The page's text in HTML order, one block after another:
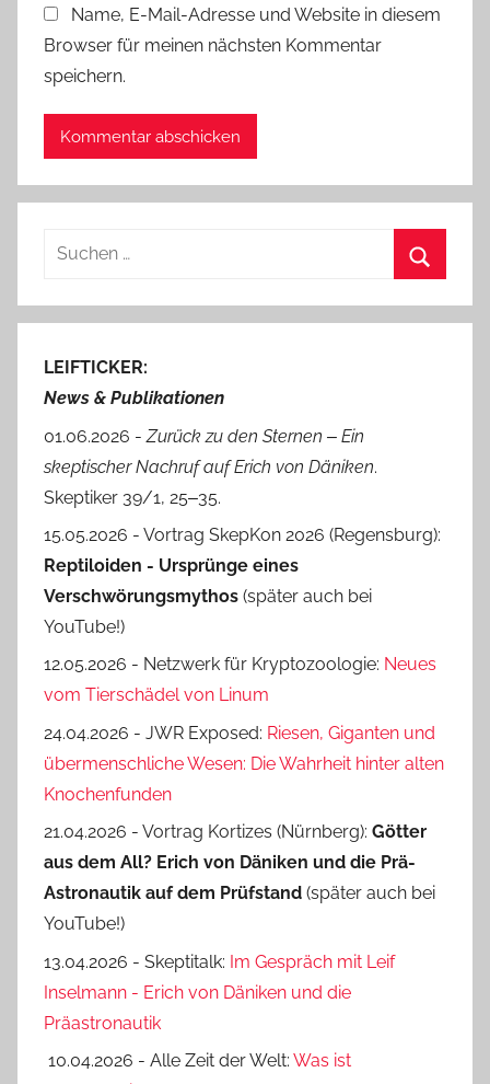
Name, E-Mail-Adresse und Website in diesem
Browser für meinen nächsten Kommentar
speichern.
Suchen
LEIFTICKER:
News & Publikationen
01.06.2026 - Zurück zu den Sternen ‒ Ein
skeptischer Nachruf auf Erich von Däniken.
Skeptiker 39/1, 25‒35.
15.05.2026 - Vortrag SkepKon 2026 (Regensburg):
Reptiloiden - Ursprünge eines
Verschwörungsmythos (später auch bei
YouTube!)
12.05.2026 - Netzwerk für Kryptozoologie: Neues
vom Tierschädel von Linum
24.04.2026 - JWR Exposed: Riesen, Giganten und
übermenschliche Wesen: Die Wahrheit hinter alten
Knochenfunden
21.04.2026 - Vortrag Kortizes (Nürnberg): Götter
aus dem All? Erich von Däniken und die Prä-
Astro­nautik auf dem Prüf­stand (später auch bei
YouTube!)
13.04.2026 - Skeptitalk: Im Gespräch mit Leif
Inselmann - Erich von Däniken und die
Präastronautik
10.04.2026 - Alle Zeit der Welt: Was ist